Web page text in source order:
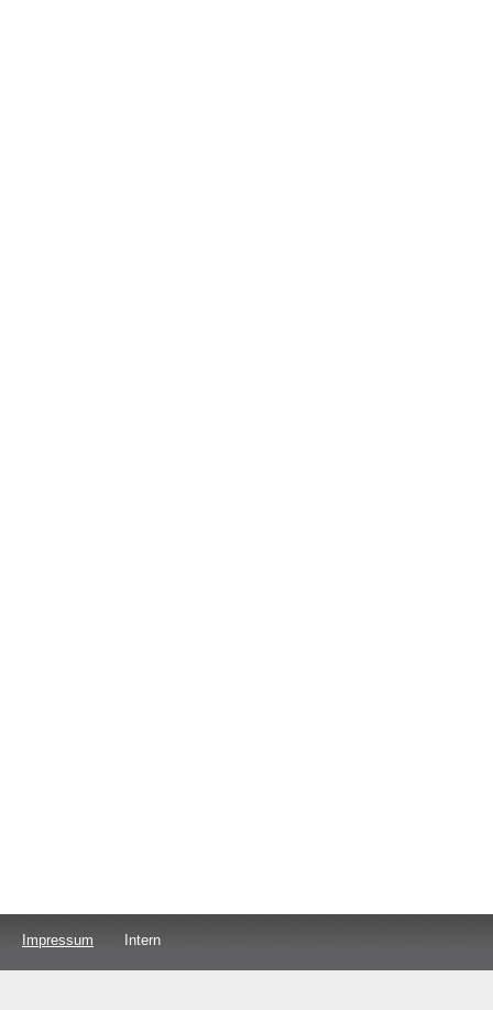
Impressum Intern